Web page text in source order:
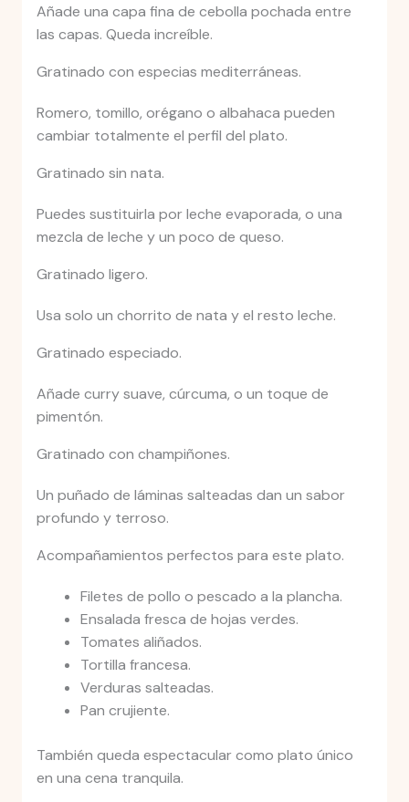
Añade una capa fina de cebolla pochada entre
las capas. Queda increíble.
Gratinado con especias mediterráneas.
Romero, tomillo, orégano o albahaca pueden
cambiar totalmente el perfil del plato.
Gratinado sin nata.
Puedes sustituirla por leche evaporada, o una
mezcla de leche y un poco de queso.
Gratinado ligero.
Usa solo un chorrito de nata y el resto leche.
Gratinado especiado.
Añade curry suave, cúrcuma, o un toque de
pimentón.
Gratinado con champiñones.
Un puñado de láminas salteadas dan un sabor
profundo y terroso.
Acompañamientos perfectos para este plato.
Filetes de pollo o pescado a la plancha.
Ensalada fresca de hojas verdes.
Tomates aliñados.
Tortilla francesa.
Verduras salteadas.
Pan crujiente.
También queda espectacular como plato único
en una cena tranquila.